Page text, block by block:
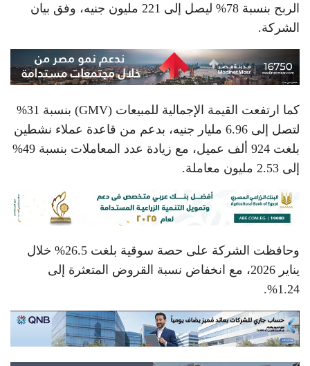
الربح بنسبة 78% ليصل إلى 221 مليون جنيه، وفق بيان
الشركة.
كما ارتفعت القيمة الإجمالية للمبيعات (GMV) بنسبة 31%
لتصل إلى 6.96 مليار جنيه، بدعم من قاعدة عملاء نشطين
بلغت 924 ألف عميل، مع زيادة عدد المعاملات بنسبة 49%
إلى 2.53 مليون معاملة.
وحافظت الشركة على حصة سوقية بلغت 26.5% خلال
يناير 2026، مع انخفاض نسبة القروض المتعثرة إلى
1.24%.